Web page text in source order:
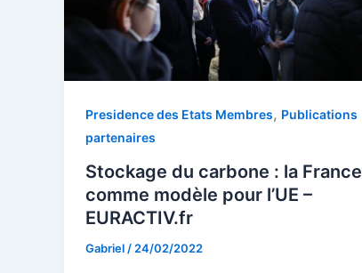
Presidence des Etats Membres, Publications
partenaires
Stockage du carbone : la France
comme modèle pour l’UE –
EURACTIV.fr
Gabriel / 24/02/2022